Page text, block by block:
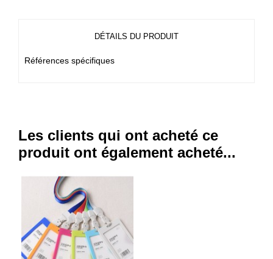
DÉTAILS DU PRODUIT
Références spécifiques
Les clients qui ont acheté ce
produit ont également acheté...